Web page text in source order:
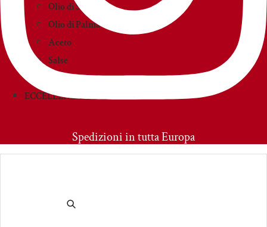
Olio di Semi
Olio di Palma
Aceto
Salse
Creme e paté
ECCELLENZE
Spedizioni in tutta Europa